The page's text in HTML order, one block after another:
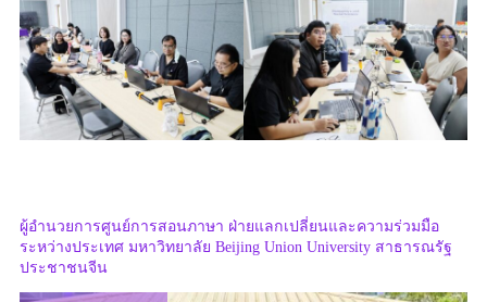
ผู้อำนวยการศูนย์การสอนภาษา ฝ่ายแลกเปลี่ยนและความร่วมมือ
ระหว่างประเทศ มหาวิทยาลัย Beijing Union University สาธารณรัฐ
ประชาชนจีน